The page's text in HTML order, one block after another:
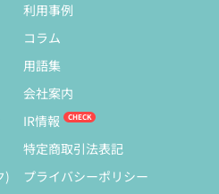
)
利用事例
コラム
用語集
会社案内
IR情報
特定商取引法表記
プライバシーポリシー